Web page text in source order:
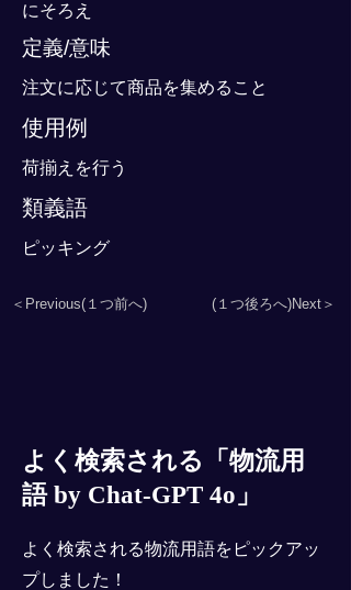
にそろえ
定義/意味
注文に応じて商品を集めること
使用例
荷揃えを行う
類義語
ピッキング
＜Previous(１つ前へ) (１つ後ろへ)Next＞
よく検索される「物流用
語 by Chat-GPT 4o」
よく検索される物流用語をピックアッ
プしました！